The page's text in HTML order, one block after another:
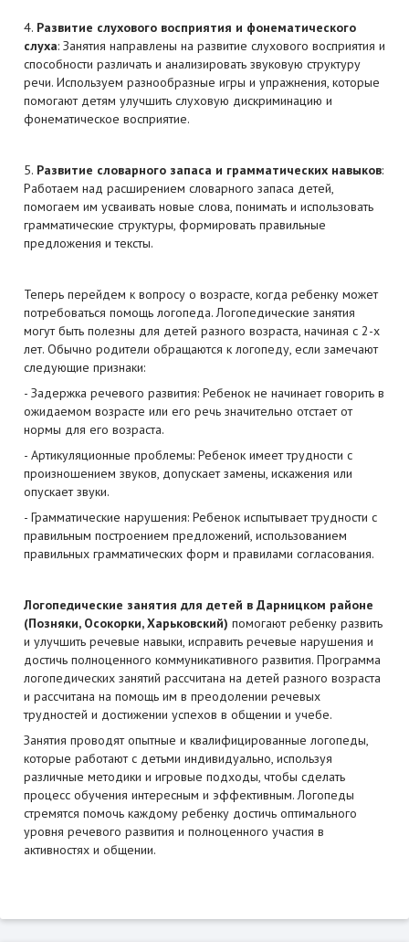
4. Развитие слухового восприятия и фонематического
слуха: Занятия направлены на развитие слухового восприятия и
способности различать и анализировать звуковую структуру
речи. Используем разнообразные игры и упражнения, которые
помогают детям улучшить слуховую дискриминацию и
фонематическое восприятие.
5. Развитие словарного запаса и грамматических навыков:
Работаем над расширением словарного запаса детей,
помогаем им усваивать новые слова, понимать и использовать
грамматические структуры, формировать правильные
предложения и тексты.
Теперь перейдем к вопросу о возрасте, когда ребенку может
потребоваться помощь логопеда. Логопедические занятия
могут быть полезны для детей разного возраста, начиная с 2-х
лет. Обычно родители обращаются к логопеду, если замечают
следующие признаки:
- Задержка речевого развития: Ребенок не начинает говорить в
ожидаемом возрасте или его речь значительно отстает от
нормы для его возраста.
- Артикуляционные проблемы: Ребенок имеет трудности с
произношением звуков, допускает замены, искажения или
опускает звуки.
- Грамматические нарушения: Ребенок испытывает трудности с
правильным построением предложений, использованием
правильных грамматических форм и правилами согласования.
Логопедические занятия для детей в Дарницком районе
(Позняки, Осокорки, Харьковский) помогают ребенку развить
и улучшить речевые навыки, исправить речевые нарушения и
достичь полноценного коммуникативного развития. Программа
логопедических занятий рассчитана на детей разного возраста
и рассчитана на помощь им в преодолении речевых
трудностей и достижении успехов в общении и учебе.
Занятия проводят опытные и квалифицированные логопеды,
которые работают с детьми индивидуально, используя
различные методики и игровые подходы, чтобы сделать
процесс обучения интересным и эффективным. Логопеды
стремятся помочь каждому ребенку достичь оптимального
уровня речевого развития и полноценного участия в
активностях и общении.